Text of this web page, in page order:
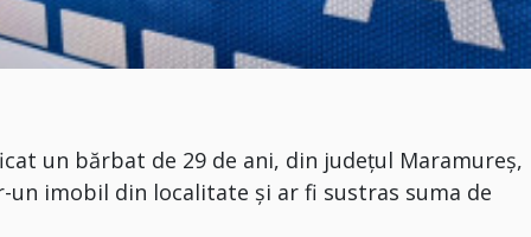
un bărbat de 29 de ani, din județul Maramureș,
imobil din localitate și ar fi sustras suma de